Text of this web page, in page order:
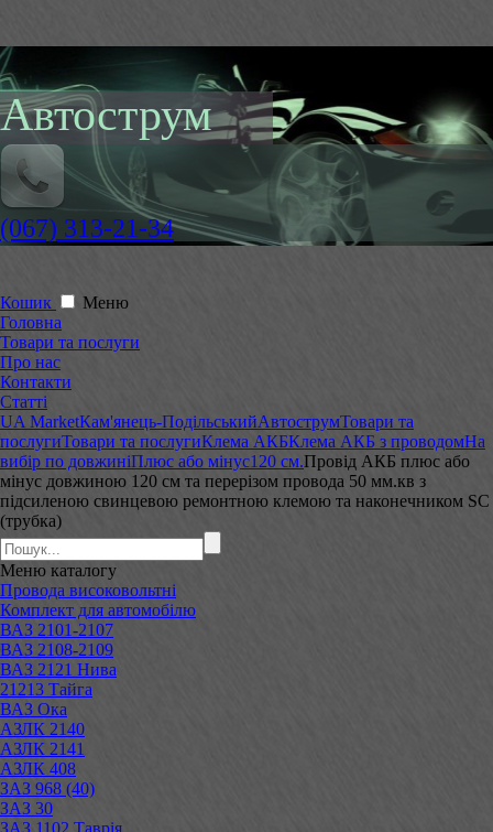
Автострум
(067) 313-21-34
Кошик
Меню
Головна
Товари та послуги
Про нас
Контакти
Статті
UA MarketКам'янець-ПодільськийАвтострумТовари та
послугиТовари та послугиКлема АКБКлема АКБ з проводомНа
вибір по довжиніПлюс або мінус120 см.Провід АКБ плюс або
мінус довжиною 120 см та перерізом провода 50 мм.кв з
підсиленою свинцевою ремонтною клемою та наконечником SC
(трубка)
Меню каталогу
Провода високовольтні
Комплект для автомобілю
ВАЗ 2101-2107
ВАЗ 2108-2109
ВАЗ 2121 Нива
21213 Тайга
ВАЗ Ока
АЗЛК 2140
АЗЛК 2141
АЗЛК 408
ЗАЗ 968 (40)
ЗАЗ 30
ЗАЗ 1102 Таврія